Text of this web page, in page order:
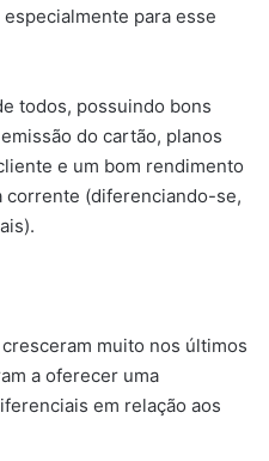
para esse
todos, possuindo bons
do cartão, planos
e um bom rendimento
corrente (diferenciando-se,
muito nos últimos
a oferecer uma
em relação aos